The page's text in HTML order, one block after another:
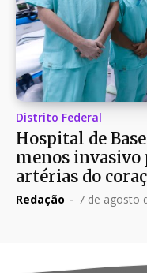
Distrito Federal
Hospital de
menos invasivo
artérias do
Redação - 7 de agosto